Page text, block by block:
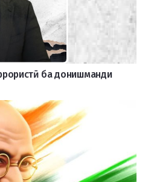
ба донишманди